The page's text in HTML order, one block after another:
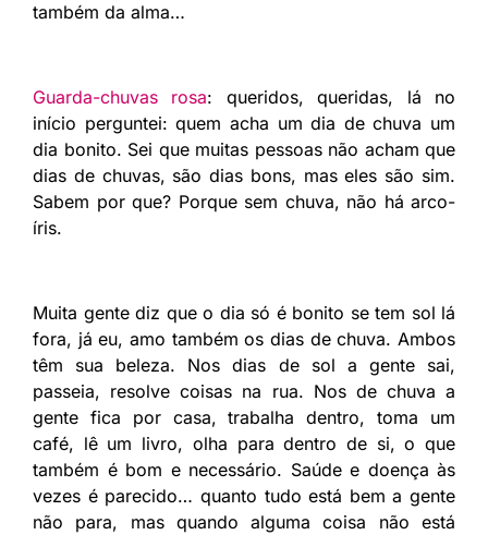
também da alma…
Guarda-chuvas rosa: queridos, queridas, lá no
início perguntei: quem acha um dia de chuva um
dia bonito. Sei que muitas pessoas não acham que
dias de chuvas, são dias bons, mas eles são sim.
Sabem por que? Porque sem chuva, não há arco-
íris.
Muita gente diz que o dia só é bonito se tem sol lá
fora, já eu, amo também os dias de chuva. Ambos
têm sua beleza. Nos dias de sol a gente sai,
passeia, resolve coisas na rua. Nos de chuva a
gente fica por casa, trabalha dentro, toma um
café, lê um livro, olha para dentro de si, o que
também é bom e necessário. Saúde e doença às
vezes é parecido… quanto tudo está bem a gente
não para, mas quando alguma coisa não está